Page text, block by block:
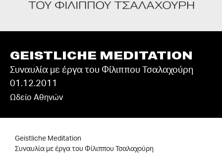
GEISTLICHE MEDITATION
Συναυλία με έργα του Φίλιππου Τσαλαχούρη
01.12.2011
Ωδείο Αθηνών
Geistliche Meditation
Συναυλία με έργα του Φίλιππου Τσαλαχούρη